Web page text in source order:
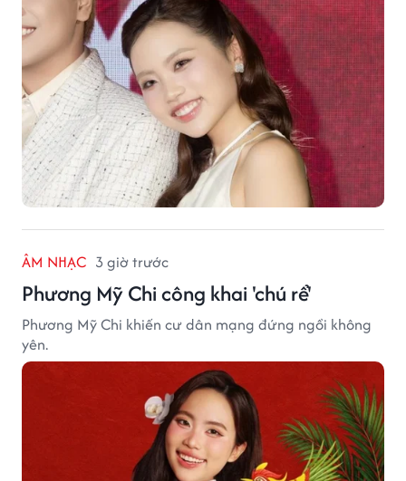
ÂM NHẠC 3 giờ trước
Phương Mỹ Chi công khai 'chú rể'
Phương Mỹ Chi khiến cư dân mạng đứng ngồi không
yên.